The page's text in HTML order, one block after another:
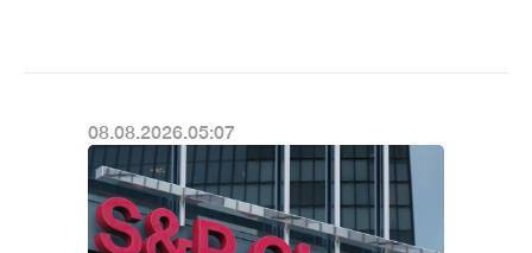
08.08.2026.05:07